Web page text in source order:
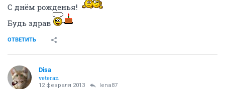
С днём рожденья!
Будь здрав
ОТВЕТИТЬ
Disa
veteran
12 февраля 2013 lena87